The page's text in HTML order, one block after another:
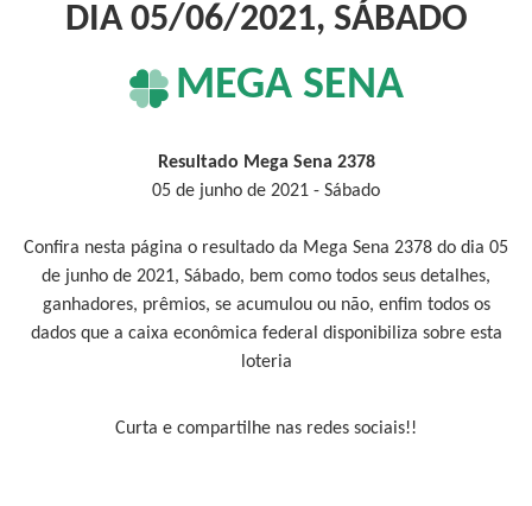
DIA 05/06/2021, SÁBADO
MEGA SENA
Resultado Mega Sena 2378
05 de junho de 2021 - Sábado
Confira nesta página o resultado da Mega Sena 2378 do dia 05
de junho de 2021, Sábado, bem como todos seus detalhes,
ganhadores, prêmios, se acumulou ou não, enfim todos os
dados que a caixa econômica federal disponibiliza sobre esta
loteria
Curta e compartilhe nas redes sociais!!